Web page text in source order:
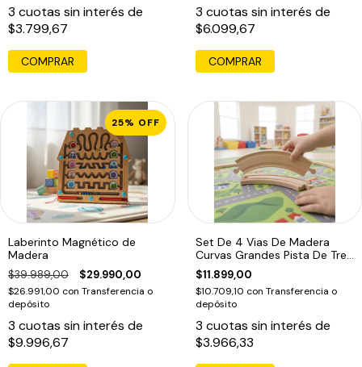
3 cuotas sin interés de
$3.799,67
COMPRAR
3 cuotas sin interés de
$6.099,67
COMPRAR
25% OFF
Laberinto Magnético de
Madera
$39.989,00 $29.990,00
$26.991,00 con Transferencia o
depósito
3 cuotas sin interés de
$9.996,67
Set De 4 Vias De Madera
Curvas Grandes Pista De Tren
Acool
$11.899,00
$10.709,10 con Transferencia o
depósito
3 cuotas sin interés de
$3.966,33